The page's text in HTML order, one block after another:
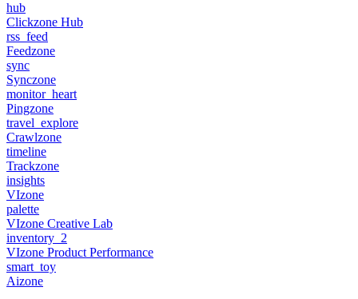
hub
Clickzone Hub
rss_feed
Feedzone
sync
Synczone
monitor_heart
Pingzone
travel_explore
Crawlzone
timeline
Trackzone
insights
VIzone
palette
VIzone Creative Lab
inventory_2
VIzone Product Performance
smart_toy
Aizone